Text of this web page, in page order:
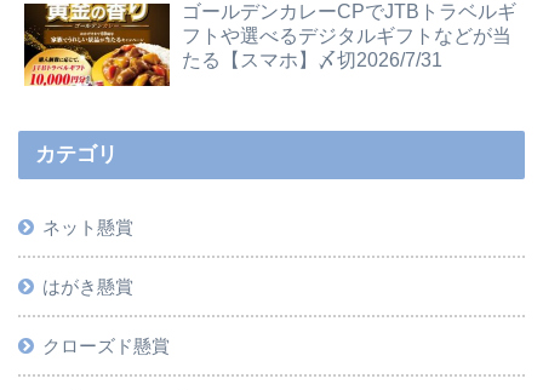
ゴールデンカレーCPでJTBトラベルギ
フトや選べるデジタルギフトなどが当
たる【スマホ】〆切2026/7/31
カテゴリ
ネット懸賞
はがき懸賞
クローズド懸賞